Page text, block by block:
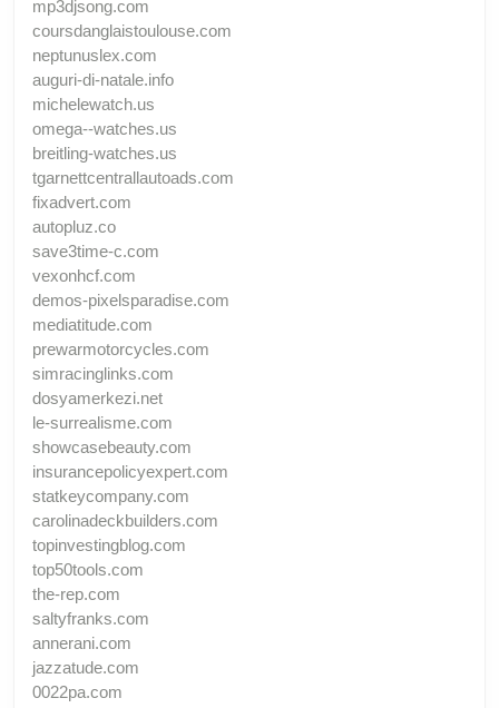
mp3djsong.com
coursdanglaistoulouse.com
neptunuslex.com
auguri-di-natale.info
michelewatch.us
omega--watches.us
breitling-watches.us
tgarnettcentrallautoads.com
fixadvert.com
autopluz.co
save3time-c.com
vexonhcf.com
demos-pixelsparadise.com
mediatitude.com
prewarmotorcycles.com
simracinglinks.com
dosyamerkezi.net
le-surrealisme.com
showcasebeauty.com
insurancepolicyexpert.com
statkeycompany.com
carolinadeckbuilders.com
topinvestingblog.com
top50tools.com
the-rep.com
saltyfranks.com
annerani.com
jazzatude.com
0022pa.com